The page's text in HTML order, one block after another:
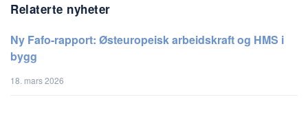
Relaterte nyheter
Ny Fafo-rapport: Østeuropeisk arbeidskraft og HMS i
bygg
18. mars 2026